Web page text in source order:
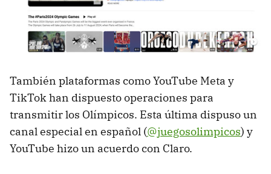
También plataformas como YouTube Meta y
TikTok han dispuesto operaciones para
transmitir los Olímpicos. Esta última dispuso un
canal especial en español (@juegosolimpicos) y
YouTube hizo un acuerdo con Claro.